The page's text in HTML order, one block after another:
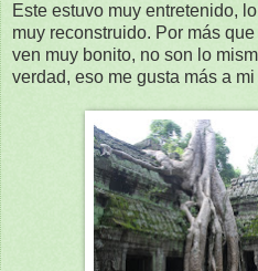
Este estuvo muy entretenido,
muy reconstruido. Por más
ven muy bonito, no son lo
verdad, eso me gusta más a